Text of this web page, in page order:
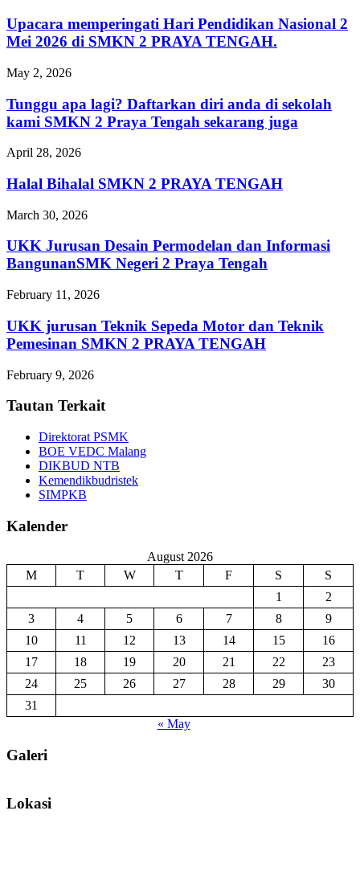
Upacara memperingati Hari Pendidikan Nasional 2
Mei 2026 di SMKN 2 PRAYA TENGAH.
May 2, 2026
Tunggu apa lagi? Daftarkan diri anda di sekolah
kami SMKN 2 Praya Tengah sekarang juga
April 28, 2026
Halal Bihalal SMKN 2 PRAYA TENGAH
March 30, 2026
UKK Jurusan Desain Permodelan dan Informasi
BangunanSMK Negeri 2 Praya Tengah
February 11, 2026
UKK jurusan Teknik Sepeda Motor dan Teknik
Pemesinan SMKN 2 PRAYA TENGAH
February 9, 2026
Tautan Terkait
Direktorat PSMK
BOE VEDC Malang
DIKBUD NTB
Kemendikbudristek
SIMPKB
Kalender
August 2026
M
T W T F S
S
1
2
3
4 5 6 7 8
9
10
11 12 13 14 15
16
17
18 19 20 21 22
23
24
25 26 27 28 29
30
31
« May
Galeri
Lokasi